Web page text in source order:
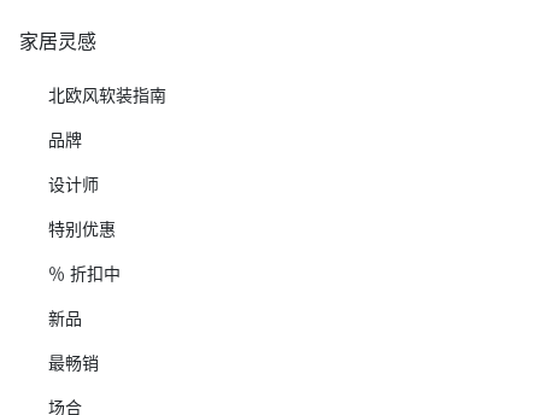
家居灵感
北欧风软装指南
品牌
设计师
特别优惠
％ 折扣中
新品
最畅销
场合